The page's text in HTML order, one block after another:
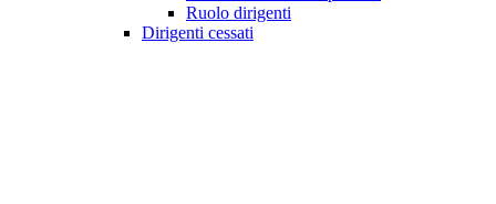
Ruolo dirigenti
Dirigenti cessati